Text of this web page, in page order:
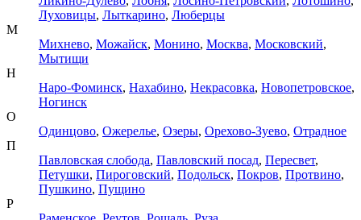
Луховицы, Лыткарино, Люберцы
М
Михнево, Можайск, Монино, Москва, Московский,
Мытищи
Н
Наро-Фоминск, Нахабино, Некрасовка, Новопетровское,
Ногинск
О
Одинцово, Ожерелье, Озеры, Орехово-Зуево, Отрадное
П
Павловская слобода, Павловский посад, Пересвет,
Петушки, Пироговский, Подольск, Покров, Протвино,
Пушкино, Пущино
Р